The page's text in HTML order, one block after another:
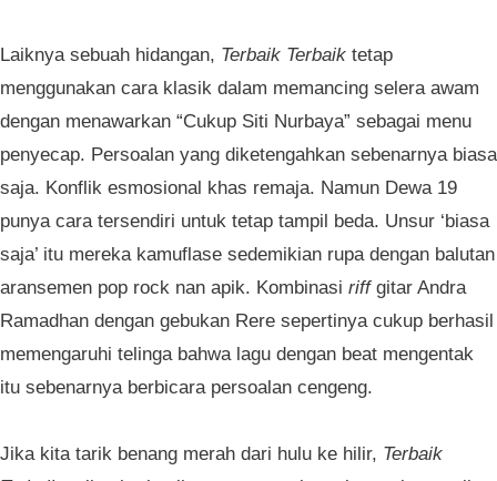
Laiknya sebuah hidangan, Terbaik Terbaik tetap
menggunakan cara klasik dalam memancing selera awam
dengan menawarkan “Cukup Siti Nurbaya” sebagai menu
penyecap. Persoalan yang diketengahkan sebenarnya biasa
saja. Konflik esmosional khas remaja. Namun Dewa 19
punya cara tersendiri untuk tetap tampil beda. Unsur ‘biasa
saja’ itu mereka kamuflase sedemikian rupa dengan balutan
aransemen pop rock nan apik. Kombinasi riffgitar Andra
Ramadhan dengan gebukan Rere sepertinya cukup berhasil
memengaruhi telinga bahwa lagu dengan beat mengentak
itu sebenarnya berbicara persoalan cengeng.
Jika kita tarik benang merah dari hulu ke hilir, Terbaik